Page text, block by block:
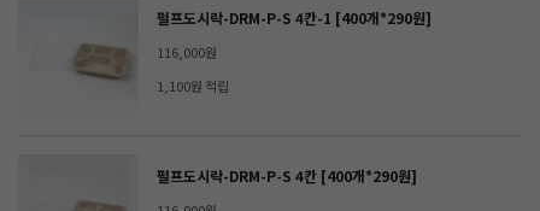
펄프도시락-DRM-P-S 4칸-1 [400개*290원]
116,000원
1,100원 적립
펄프도시락-DRM-P-S 4칸 [400개*290원]